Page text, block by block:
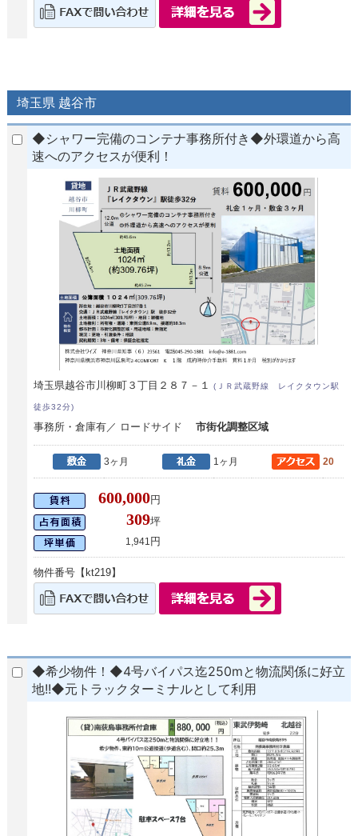
埼玉県 越谷市
◆シャワー完備のコンテナ事務所付き◆外環道から高
速へのアクセスが便利！
埼玉県越谷市川柳町３丁目２８７－１(ＪＲ武蔵野線 レイクタウン駅
徒歩32分)
事務所・倉庫有／ ロードサイド市街化調整区域
3ヶ月 1ヶ月 20
600,000円
309坪
1,941 円
物件番号【kt219】
◆希少物件！◆4号バイパス迄250mと物流関係に好立
地!!◆元トラックターミナルとして利用